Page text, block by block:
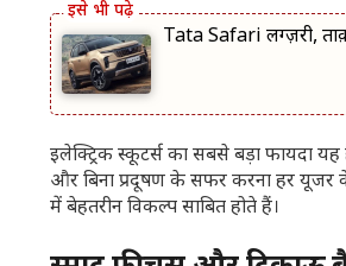
Tata Safari लग्ज़री,
इलेक्ट्रिक स्कूटर्स का सबसे बड़ा फायदा
और बिना प्रदूषण के सफर करना हर यूजर
में बेहतरीन विकल्प साबित होते हैं।